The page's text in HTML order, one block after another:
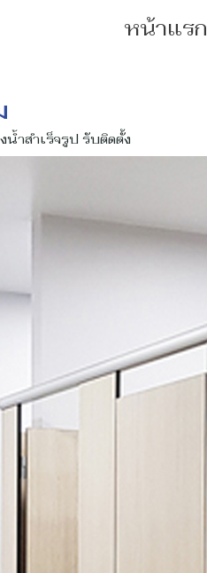
หน้าแรก
ำสําเร็จรูป รับติดตั้ง